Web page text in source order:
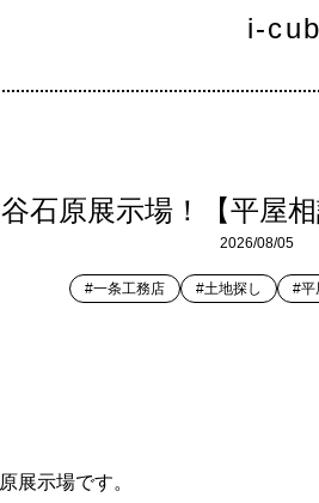
i-
石原展示場！【平屋
2026/08/05
#一条工務店 #土地探し #平
展示場です。